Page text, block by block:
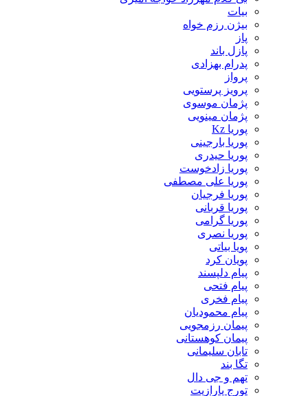
بیات
بیژن رزم خواه
پاز
پازل باند
پدرام بهزادی
پرواز
پرویز پرستویی
پژمان موسوی
پژمان مینویی
پوریا Kz
پوریا بارجینی
پوریا حیدری
پوریا زادخوست
پوریا علی مصطفی
پوریا فرجیان
پوریا قربانی
پوریا گرامی
پوریا نصری
پویا بیاتی
پویان کرد
پیام دلپسند
پیام فتحی
پیام فخری
پیام محمودیان
پیمان رزمجویی
پیمان کوهستانی
تابان سلیمانی
تگا بند
تهم و جی دال
تورج پارازیت